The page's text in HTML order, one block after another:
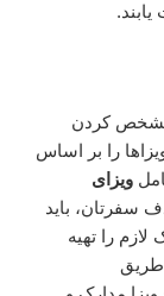
مشخص کردن
را بر اساس
ویزای
سفرتان، باید
را تهیه
طریق